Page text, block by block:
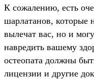
К сожалению, есть
шарлатанов, которые
вылечат вас, но и
навредить вашему
остеопата должны
лицензии и другие